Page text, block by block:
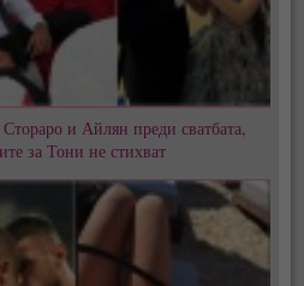
и Айлян преди сватбата,
за Тони не стихват